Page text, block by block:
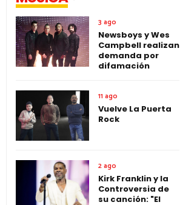
3 ago
Newsboys y Wes
Campbell realizan
demanda por
difamación
11 ago
Vuelve La Puerta
Rock
2 ago
Kirk Franklin y la
Controversia de
su canción: "El